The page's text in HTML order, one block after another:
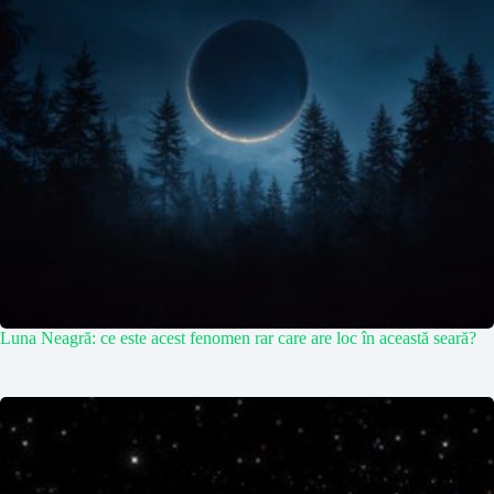
Luna Neagră: ce este acest fenomen rar care are loc în această seară?